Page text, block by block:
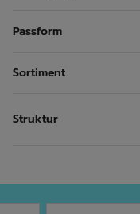
Passform
Sortiment
Struktur